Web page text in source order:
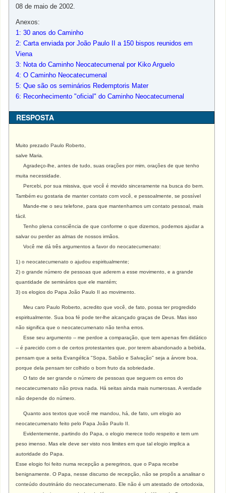
08 de maio de 2002.
Anexos:
1: 30 anos do Caminho
2: Carta enviada por João Paulo II a 150 bispos reunidos em
Viena
3: Nota do Caminho Neocatecumenal por Kiko Arguelo
4: O Caminho Neocatecumenal
5: Que são os seminários Redemptoris Mater
6: Reconhecimento "oficial" do Caminho Neocatecumenal
RESPOSTA
Muito prezado Paulo Roberto,
salve Maria.
Agradeço-lhe, antes de tudo, suas orações por mim, orações de que tenho
muita necessidade.
Percebi, por sua missiva, que você é movido sinceramente na busca do bem.
Também eu gostaria de manter contato com você, e pessoalmente, se possível
Mande-me o seu telefone, para que mantenhamos um contato pessoal, mais
fácil.
Tenho plena consciência de que conforme o que dizemos, podemos ajudar a
salvar ou perder as almas de nossos irmãos.
Você me dá três argumentos a favor do neocatecumenato:
1) o neocatecumenato o ajudou espiritualmente;
2) o grande número de pessoas que aderem a esse movimento, e a grande
quantidade de seminários que ele mantém;
3) os elogios do Papa João Paulo II ao movimento.
Meu caro Paulo Roberto, acredito que você, de fato, possa ter progredido
espiritualmente. Sua boa fé pode ter-lhe alcançado graças de Deus. Mas isso
não significa que o neocatecumenato não tenha erros.
Esse seu argumento -- me perdoe a comparação, que tem apenas fim didático
-- é parecido com o de certos protestantes que, por terem abandonado a bebida,
pensam que a seita Evangélica "Sopa, Sabão e Salvação" seja a árvore boa,
porque dela pensam ter colhido o bom fruto da sobriedade.
O fato de ser grande o número de pessoas que seguem os erros do
neocatecumenato não prova nada. Há seitas ainda mais numerosas. A verdade
não depende do número.
Quanto aos textos que você me mandou, há, de fato, um elogio ao
neocatecumenato feito pelo Papa João Paulo II.
Evidentemente, partindo do Papa, o elogio merece todo respeito e tem um
peso imenso. Mas ele deve ser visto nos limites em que tal elogio implica a
autoridade do Papa.
Esse elogio foi feito numa recepção a peregrinos, que o Papa recebe
benignamente. O Papa, nesse discurso de recepção, não se propôs a analisar o
conteúdo doutrinário do neocatecumenato. Ele não é um atestado de ortodoxia,